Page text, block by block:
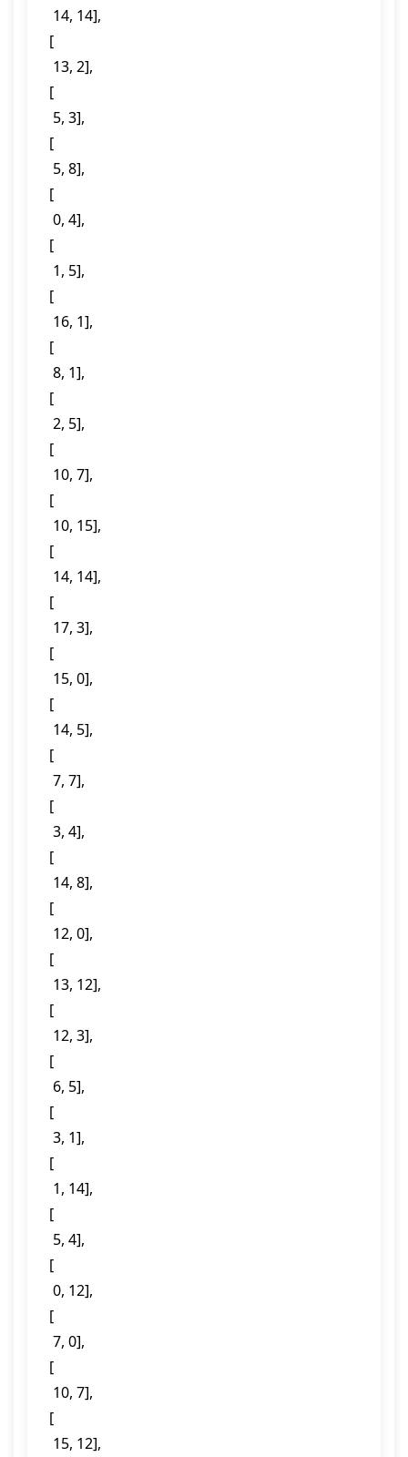
  14, 14],
[
  13, 2],
[
  5, 3],
[
  5, 8],
[
  0, 4],
[
  1, 5],
[
  16, 1],
[
  8, 1],
[
  2, 5],
[
  10, 7],
[
  10, 15],
[
  14, 14],
[
  17, 3],
[
  15, 0],
[
  14, 5],
[
  7, 7],
[
  3, 4],
[
  14, 8],
[
  12, 0],
[
  13, 12],
[
  12, 3],
[
  6, 5],
[
  3, 1],
[
  1, 14],
[
  5, 4],
[
  0, 12],
[
  7, 0],
[
  10, 7],
[
  15, 12],